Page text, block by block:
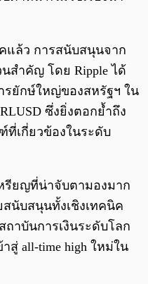
แล้ว การสนับสนุนจาก
สำคัญ โดย Ripple ได้
รยักษ์ใหญ่ของสหรัฐฯ ใน
ซึ่งยิ่งตอกย้ำถึง
เกี่ยวข้องในระดับ
รียญที่น่าจับตามองมาก
นับสนุนทั้งเชิงเทคนิค
าบันการเงินระดับโลก
สู่ all-time high ใหม่ใน